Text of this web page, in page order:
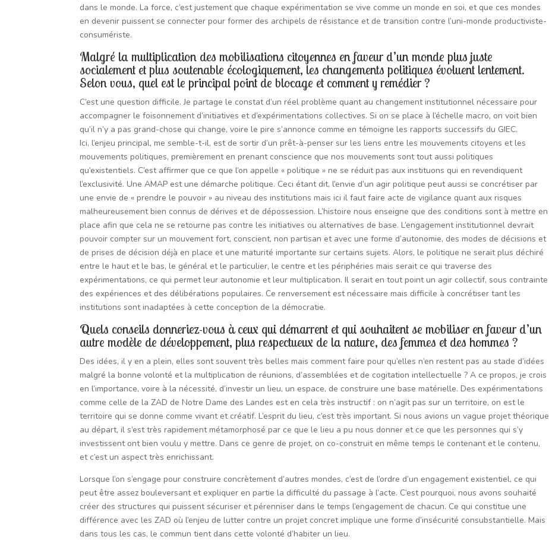
dans le monde. La force, c’est justement que chaque expérimentation se vive comme un monde en soi, et que ces mondes
en devenir puissent se connecter pour former des archipels de résistance et de transition contre l’uni-monde productiviste-
consumériste.
Malgré la multiplication des mobilisations citoyennes en faveur d’un monde plus juste
socialement et plus soutenable écologiquement, les changements politiques évoluent lentement.
Selon vous, quel est le principal point de blocage et comment y remédier ?
C’est une question difficile. Je partage le constat d’un réel problème quant au changement institutionnel nécessaire pour
accompagner le foisonnement d’initiatives et d’expérimentations collectives. Si on se place à l’échelle macro, on voit bien
qu’il n’y a pas grand-chose qui change, voire le pire s’annonce comme en témoigne les rapports successifs du GIEC.
Ici, l’enjeu principal, me semble-t-il, est de sortir d’un prêt-à-penser sur les liens entre les mouvements citoyens et les
mouvements politiques, premièrement en prenant conscience que nos mouvements sont tout aussi politiques
qu’existentiels. C’est affirmer que ce que l’on appelle « politique » ne se réduit pas aux instituons qui en revendiquent
l’exclusivité. Une AMAP est une démarche politique. Ceci étant dit, l’envie d’un agir politique peut aussi se concrétiser par
une envie de « prendre le pouvoir » au niveau des institutions mais ici il faut faire acte de vigilance quant aux risques
malheureusement bien connus de dérives et de dépossession. L’histoire nous enseigne que des conditions sont à mettre en
place afin que cela ne se retourne pas contre les initiatives ou alternatives de base. L’engagement institutionnel devrait
pouvoir compter sur un mouvement fort, conscient, non partisan et avec une forme d’autonomie, des modes de décisions et
de prises de décision déjà en place et une maturité importante sur certains sujets. Alors, le politique ne serait plus déchiré
entre le haut et le bas, le général et le particulier, le centre et les périphéries mais serait ce qui traverse des
expérimentations, ce qui permet leur autonomie et leur multiplication. Il serait en tout point un agir collectif, sous contrainte
des expériences et des délibérations populaires. Ce renversement est nécessaire mais difficile à concrétiser tant les
institutions sont inadaptées à cette conception de la démocratie.
Quels conseils donneriez-vous à ceux qui démarrent et qui souhaitent se mobiliser en faveur d’un
autre modèle de développement, plus respectueux de la nature, des femmes et des hommes ?
Des idées, il y en a plein, elles sont souvent très belles mais comment faire pour qu’elles n’en restent pas au stade d’idées
malgré la bonne volonté et la multiplication de réunions, d’assemblées et de cogitation intellectuelle ? A ce propos, je crois
en l’importance, voire à la nécessité, d’investir un lieu, un espace, de construire une base matérielle. Des expérimentations
comme celle de la ZAD de Notre Dame des Landes est en cela très instructif : on n’agit pas sur un territoire, on est le
territoire qui se donne comme vivant et créatif. L’esprit du lieu, c’est très important. Si nous avions un vague projet théorique
au départ, il s’est très rapidement métamorphosé par ce que le lieu a pu nous donner et ce que les personnes qui s’y
investissent ont bien voulu y mettre. Dans ce genre de projet, on co-construit en même temps le contenant et le contenu,
et c’est un aspect très enrichissant.
Lorsque l’on s’engage pour construire concrètement d’autres mondes, c’est de l’ordre d’un engagement existentiel, ce qui
peut être assez bouleversant et expliquer en partie la difficulté du passage à l’acte. C’est pourquoi, nous avons souhaité
créer des structures qui puissent sécuriser et pérenniser dans le temps l’engagement de chacun. Ce qui constitue une
différence avec les ZAD où l’enjeu de lutter contre un projet concret implique une forme d’insécurité consubstantielle. Mais
dans tous les cas, le commun tient dans cette volonté d’habiter un lieu.